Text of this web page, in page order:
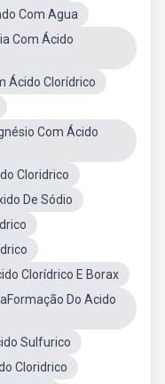
Com Agua
Com Ácido
Ácido Clorídrico
Com Ácido
Cloridrico
De Sódio
Clorídrico E Borax
Do Acido
Sulfurico
Cloridrico